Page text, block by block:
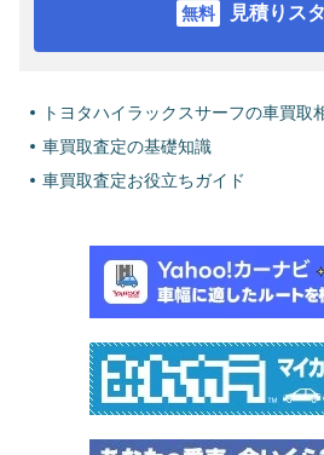
見積りス
トヨタハイラックスサーフの車買取
車買取査定の基礎知識
車買取査定お役立ちガイド